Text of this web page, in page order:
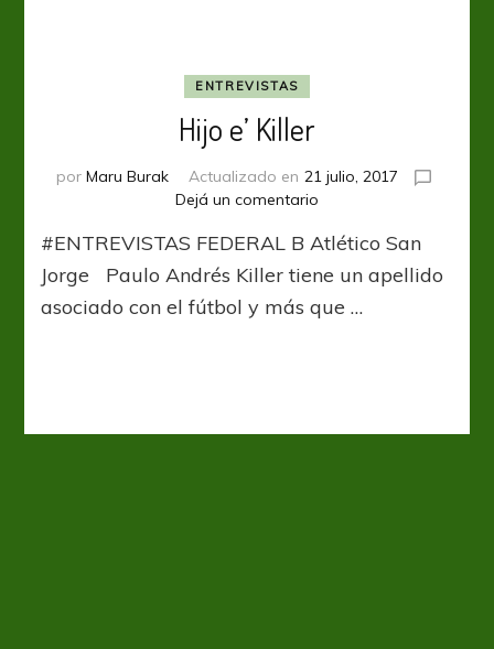
ENTREVISTAS
Hijo e’ Killer
por Maru Burak Actualizado en 21 julio, 2017
Dejá un comentario
e’
Killer
#ENTREVISTAS FEDERAL B Atlético San
Jorge Paulo Andrés Killer tiene un apellido
asociado con el fútbol y más que …